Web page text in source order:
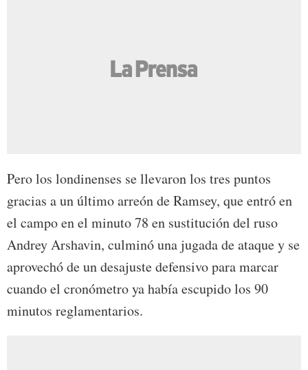
Pero los londinenses se llevaron los tres puntos
gracias a un último arreón de Ramsey, que entró en
el campo en el minuto 78 en sustitución del ruso
Andrey Arshavin, culminó una jugada de ataque y se
aprovechó de un desajuste defensivo para marcar
cuando el cronómetro ya había escupido los 90
minutos reglamentarios.